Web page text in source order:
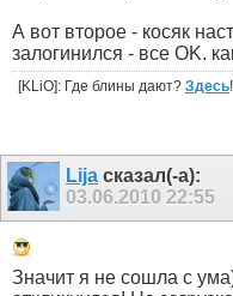
А вот второе - косяк
залогинился - все OK.
[KLiO]: Где блины дают? Здесь!
Lija сказал(-а):
03.06.2010 22:55
Значит я не сошла с